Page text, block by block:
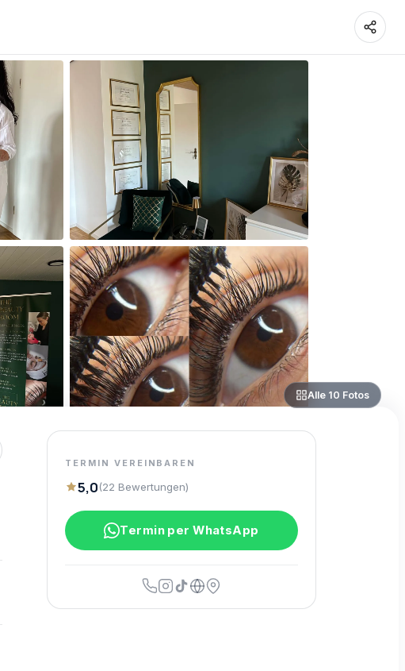
Alle 10 Fotos
TERMIN VEREINBAREN
5,0(22 Bewertungen)
Termin per WhatsApp